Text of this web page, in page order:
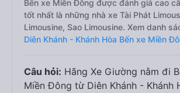
Bến xe Miền Đông được đánh giá cao
tốt nhất là những nhà xe Tài Phát
Limousine, Sao Limousine. Xem danh
Diên Khánh - Khánh Hòa Bến xe Miền
Câu hỏi: Hãng Xe Giường nằm đi
Miền Đông từ Diên Khánh - Khánh